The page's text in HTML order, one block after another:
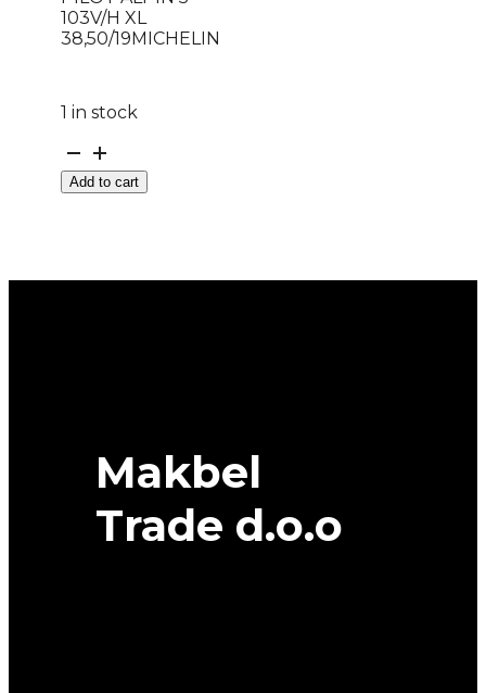
103V/H XL
38,50/19MICHELIN
1 in stock
DOT235/55
R
17Add to cart
Makbel
Trade d.o.o